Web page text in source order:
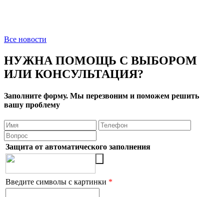
Все новости
НУЖНА ПОМОЩЬ С ВЫБОРОМ
ИЛИ КОНСУЛЬТАЦИЯ?
Заполните форму. Мы перезвоним и поможем решить
вашу проблему
Защита от автоматического заполнения
Введите символы с картинки *